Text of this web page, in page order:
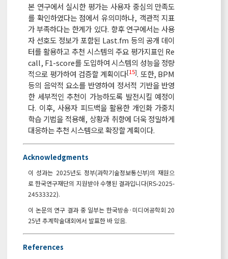
본 연구에서 실시한 평가는 사용자 중심의 만족도
를 확인하였다는 점에서 유의미하나, 객관적 지표
가 부족하다는 한계가 있다. 향후 연구에서는 사용
자 선호도 정보가 포함된 Last.fm 등의 공개 데이
터를 활용하고 추천 시스템의 주요 평가지표인 Re
call, F1-score를 도입하여 시스템의 성능을 정량
적으로 평가하여 검증할 계획이다[15]. 또한, BPM
등의 음악적 요소를 반영하여 정서적 기반을 반영
한 세부적인 추천이 가능하도록 발전시킬 예정이
다. 이후, 사용자 피드백을 활용한 개인화 가중치
학습 기법을 적용해, 상황과 취향에 더욱 정밀하게
대응하는 추천 시스템으로 확장할 계획이다.
Acknowledgments
이 성과는 2025년도 정부(과학기술정보통신부)의 재원으
로 한국연구재단의 지원받아 수행된 결과입니다(RS-2025-
24533322).
이 논문의 연구 결과 중 일부는 한국방송·미디어공학회 20
25년 추계학술대회에서 발표한 바 있음.
References